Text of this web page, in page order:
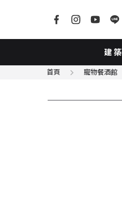
建築
首頁 寵物餐酒館